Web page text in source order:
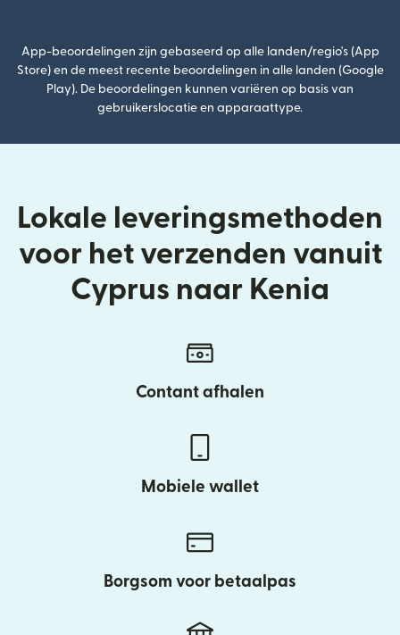
App-beoordelingen zijn gebaseerd op alle landen/regio's (App
Store) en de meest recente beoordelingen in alle landen (Google
Play). De beoordelingen kunnen variëren op basis van
gebruikerslocatie en apparaattype.
Lokale leveringsmethoden
voor het verzenden vanuit
Cyprus naar Kenia
Contant afhalen
Mobiele wallet
Borgsom voor betaalpas